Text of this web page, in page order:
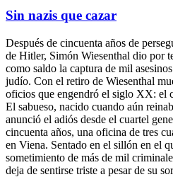
Sin nazis que cazar
Después de cincuenta años de
de Hitler, Simón Wiesenthal dio por
como saldo la captura de mil
judío. Con el retiro de Wiesenthal
oficios que engendró el siglo XX: el
El sabueso, nacido cuando aún
anunció el adiós desde el cuartel
cincuenta años, una oficina de tres
en Viena. Sentado en el sillón en el
sometimiento de más de mil
deja de sentirse triste a pesar de su